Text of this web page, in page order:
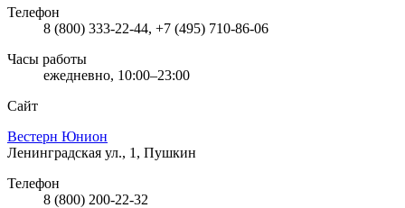
Телефон
8 (800) 333-22-44, +7 (495) 710-86-06
Часы работы
ежедневно, 10:00–23:00
Сайт
Вестерн Юнион
Ленинградская ул., 1, Пушкин
Телефон
8 (800) 200-22-32